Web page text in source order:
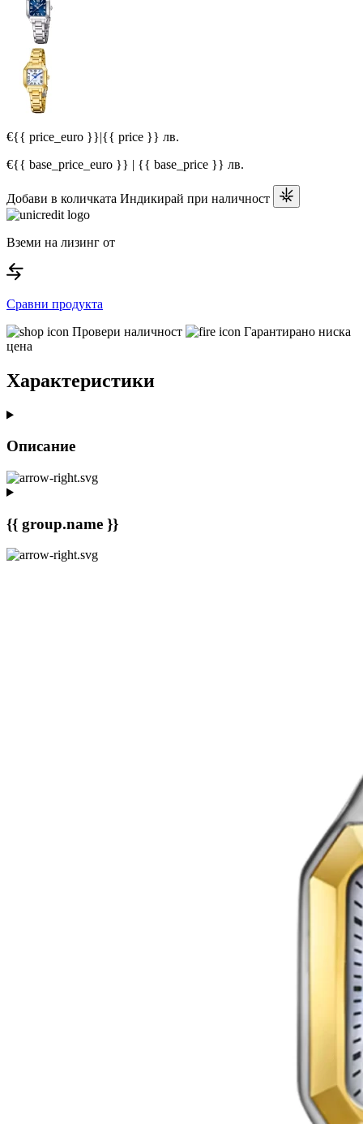
€{{ price_euro }}|{{ price }} лв.
€{{ base_price_euro }} | {{ base_price }} лв.
Добави в количката Индикирай при наличност
Вземи на лизинг от
Сравни продукта
Провери наличност
Гарантирано ниска
цена
Характеристики
Описание
{{ group.name }}